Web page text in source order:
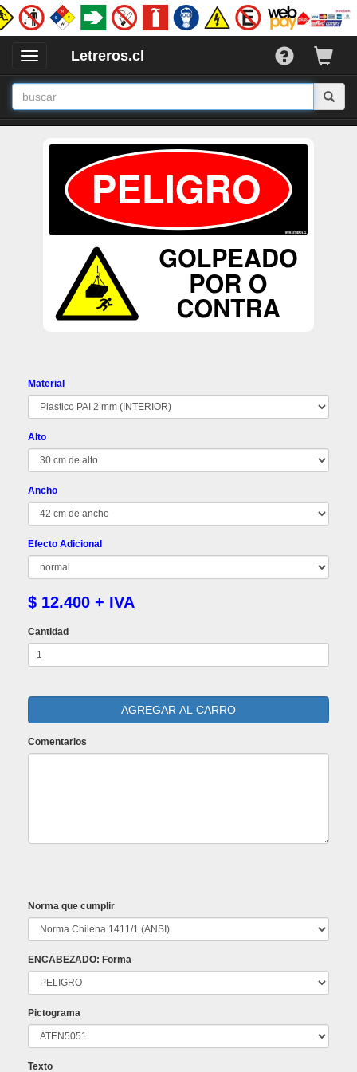
Desplegar
Ocultar
Menu
Letreros.cl
Material
Alto
Ancho
Efecto Adicional
$ 12.400 + IVA
Cantidad
Comentarios
Norma que cumplir
ENCABEZADO: Forma
Pictograma
Texto